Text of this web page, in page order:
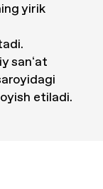
yirik
sanʻat
etiladi.